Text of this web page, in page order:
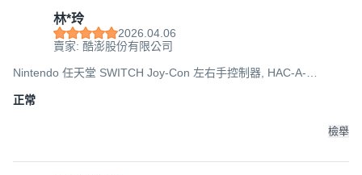
林*玲
2026.04.06
賣家: 酷澎股份有限公司
Nintendo 任天堂 SWITCH Joy-Con 左右手控制器, HAC-A-
正常
檢舉